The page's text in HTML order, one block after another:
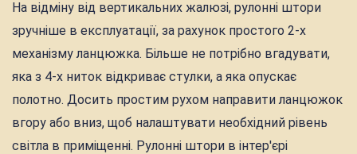
На відміну від вертикальних жалюзі, рулонні штори
зручніше в експлуатації, за рахунок простого 2-х
механізму ланцюжка. Більше не потрібно вгадувати,
яка з 4-х ниток відкриває стулки, а яка опускає
полотно. Досить простим рухом направити ланцюжок
вгору або вниз, щоб налаштувати необхідний рівень
світла в приміщенні. Рулонні штори в інтер'єрі